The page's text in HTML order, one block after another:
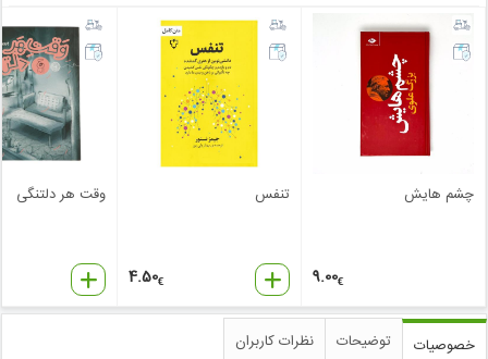
چشم هایش
9.00€
تنفس
4.50€
وقت هر دلتنگی
خصوصیات توضیحات نظرات کاربران